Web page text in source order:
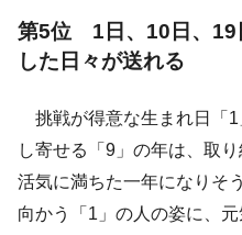
第5位 1日、10日、
した日々が送れる
挑戦が得意な生まれ日「1
し寄せる「9」の年は、取
活気に満ちた一年になりそ
向かう「1」の人の姿に、